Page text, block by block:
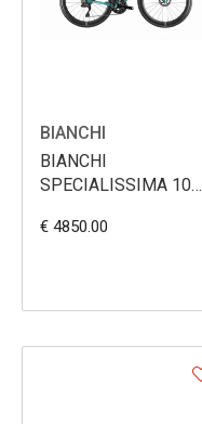
BIANCHI
BIANCHI
SPECIALISSIMA 105
€ 4850.00